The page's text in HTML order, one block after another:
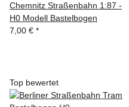
Chemnitz Straßenbahn 1:87 -
H0 Modell Bastelbogen
7,00 € *
Top bewertet